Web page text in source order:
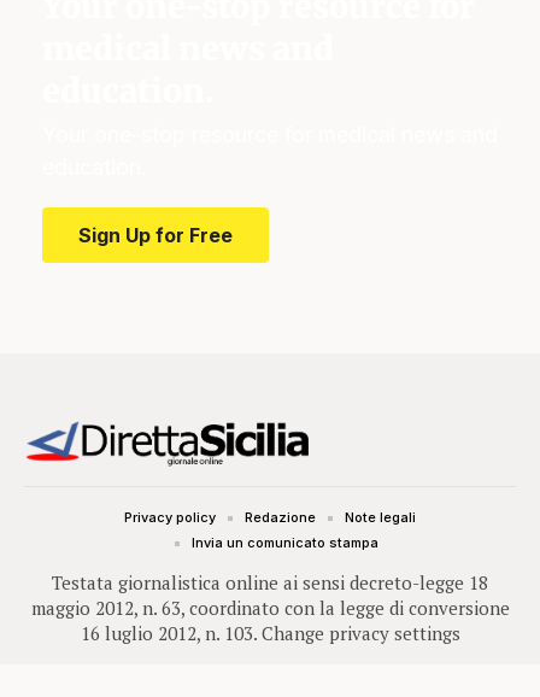
Sign Up for Free
Testata giornalistica online ai sensi decreto-legge 18
maggio 2012, n. 63, coordinato con la legge di conversione
16 luglio 2012, n. 103. Change privacy settings
Privacy policy Redazione
Note legali
Invia un comunicato stampa